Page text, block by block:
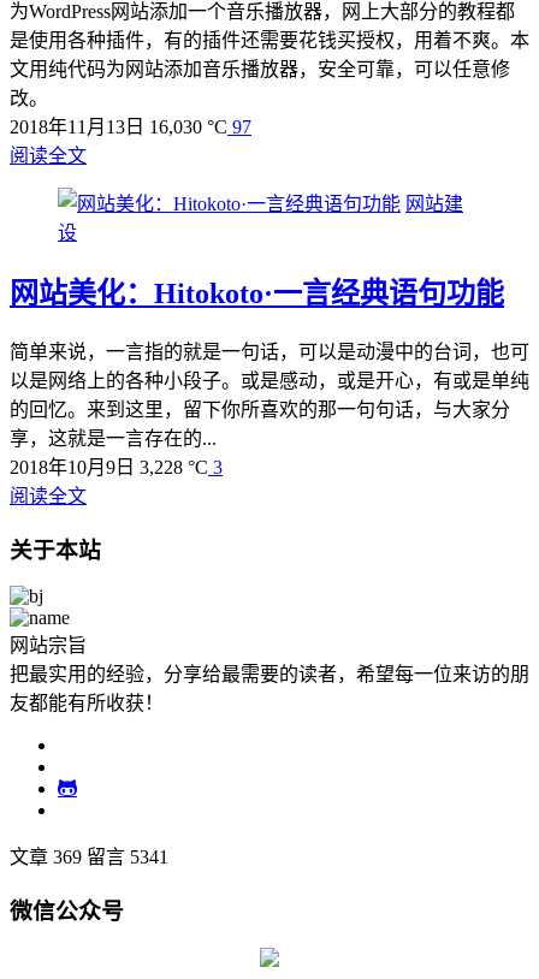
为WordPress网站添加一个音乐播放器，网上大部分的教程都
是使用各种插件，有的插件还需要花钱买授权，用着不爽。本
文用纯代码为网站添加音乐播放器，安全可靠，可以任意修
改。
2018年11月13日 16,030 °C 97
阅读全文
网站建
设
网站美化：Hitokoto·一言经典语句功能
简单来说，一言指的就是一句话，可以是动漫中的台词，也可
以是网络上的各种小段子。或是感动，或是开心，有或是单纯
的回忆。来到这里，留下你所喜欢的那一句句话，与大家分
享，这就是一言存在的...
2018年10月9日 3,228 °C 3
阅读全文
关于本站
网站宗旨
把最实用的经验，分享给最需要的读者，希望每一位来访的朋
友都能有所收获！
文章 369 留言 5341
微信公众号